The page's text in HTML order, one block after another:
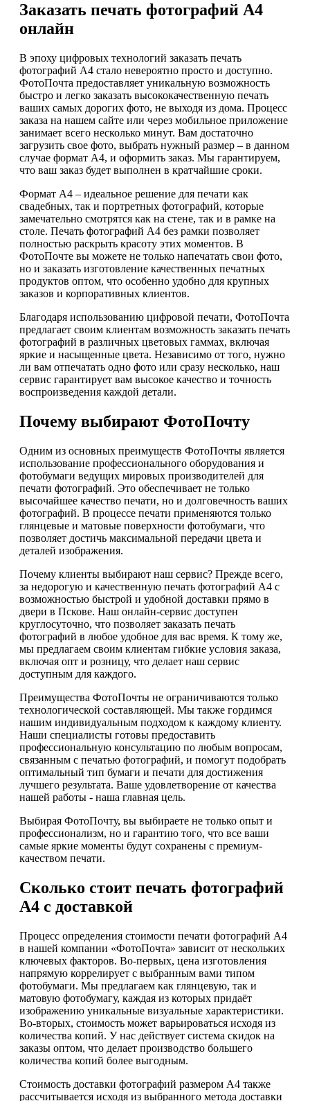
Заказать печать фотографий А4
онлайн
В эпоху цифровых технологий заказать печать
фотографий А4 стало невероятно просто и доступно.
ФотоПочта предоставляет уникальную возможность
быстро и легко заказать высококачественную печать
ваших самых дорогих фото, не выходя из дома. Процесс
заказа на нашем сайте или через мобильное приложение
занимает всего несколько минут. Вам достаточно
загрузить свое фото, выбрать нужный размер – в данном
случае формат А4, и оформить заказ. Мы гарантируем,
что ваш заказ будет выполнен в кратчайшие сроки.
Формат А4 – идеальное решение для печати как
свадебных, так и портретных фотографий, которые
замечательно смотрятся как на стене, так и в рамке на
столе. Печать фотографий А4 без рамки позволяет
полностью раскрыть красоту этих моментов. В
ФотоПочте вы можете не только напечатать свои фото,
но и заказать изготовление качественных печатных
продуктов оптом, что особенно удобно для крупных
заказов и корпоративных клиентов.
Благодаря использованию цифровой печати, ФотоПочта
предлагает своим клиентам возможность заказать печать
фотографий в различных цветовых гаммах, включая
яркие и насыщенные цвета. Независимо от того, нужно
ли вам отпечатать одно фото или сразу несколько, наш
сервис гарантирует вам высокое качество и точность
воспроизведения каждой детали.
Почему выбирают ФотоПочту
Одним из основных преимуществ ФотоПочты является
использование профессионального оборудования и
фотобумаги ведущих мировых производителей для
печати фотографий. Это обеспечивает не только
высочайшее качество печати, но и долговечность ваших
фотографий. В процессе печати применяются только
глянцевые и матовые поверхности фотобумаги, что
позволяет достичь максимальной передачи цвета и
деталей изображения.
Почему клиенты выбирают наш сервис? Прежде всего,
за недорогую и качественную печать фотографий А4 с
возможностью быстрой и удобной доставки прямо в
двери в Пскове. Наш онлайн-сервис доступен
круглосуточно, что позволяет заказать печать
фотографий в любое удобное для вас время. К тому же,
мы предлагаем своим клиентам гибкие условия заказа,
включая опт и розницу, что делает наш сервис
доступным для каждого.
Преимущества ФотоПочты не ограничиваются только
технологической составляющей. Мы также гордимся
нашим индивидуальным подходом к каждому клиенту.
Наши специалисты готовы предоставить
профессиональную консультацию по любым вопросам,
связанным с печатью фотографий, и помогут подобрать
оптимальный тип бумаги и печати для достижения
лучшего результата. Ваше удовлетворение от качества
нашей работы - наша главная цель.
Выбирая ФотоПочту, вы выбираете не только опыт и
профессионализм, но и гарантию того, что все ваши
самые яркие моменты будут сохранены с премиум-
качеством печати.
Сколько стоит печать фотографий
А4 с доставкой
Процесс определения стоимости печати фотографий А4
в нашей компании «ФотоПочта» зависит от нескольких
ключевых факторов. Во-первых, цена изготовления
напрямую коррелирует с выбранным вами типом
фотобумаги. Мы предлагаем как глянцевую, так и
матовую фотобумагу, каждая из которых придаёт
изображению уникальные визуальные характеристики.
Во-вторых, стоимость может варьироваться исходя из
количества копий. У нас действует система скидок на
заказы оптом, что делает производство большего
количества копий более выгодным.
Стоимость доставки фотографий размером А4 также
рассчитывается исходя из выбранного метода доставки